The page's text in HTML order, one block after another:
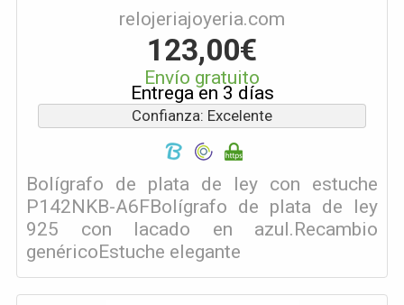
relojeriajoyeria.com
123,00€
Envío gratuito
Entrega en 3 días
Confianza: Excelente
Bolígrafo de plata de ley con estuche
P142NKB-A6FBolígrafo de plata de ley
925 con lacado en azul.Recambio
genéricoEstuche elegante